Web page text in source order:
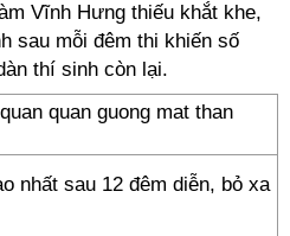
Vĩnh Hưng thiếu khắt khe,
sau mỗi đêm thi khiến số
thí sinh còn lại.
nhất sau 12 đêm diễn, bỏ xa